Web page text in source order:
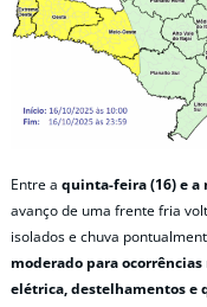
Entre a quinta-feira (16) e a
avanço de uma frente fria
isolados e chuva
moderado para
elétrica, destelhamentos e